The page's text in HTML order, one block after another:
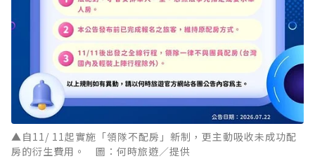
▲自11/ 11起實施「領隊不配房」新制，更主動吸收未成功配
房的衍生費用。 圖：何時旅遊／提供